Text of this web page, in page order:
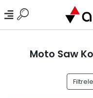
Moto Saw